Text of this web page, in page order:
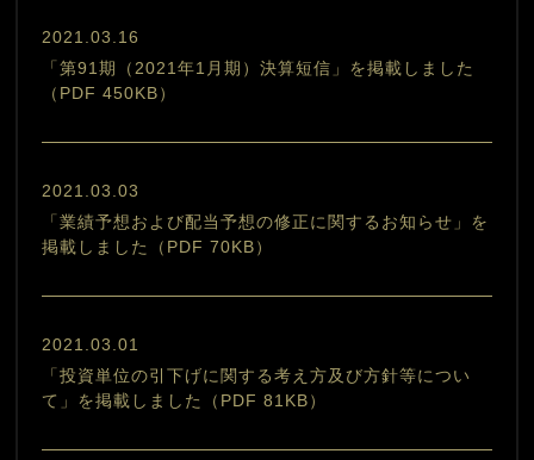
2021.03.16
「第91期（2021年1月期）決算短信」を掲載しました
（PDF 450KB）
2021.03.03
「業績予想および配当予想の修正に関するお知らせ」を
掲載しました（PDF 70KB）
2021.03.01
「投資単位の引下げに関する考え方及び方針等につい
て」を掲載しました（PDF 81KB）